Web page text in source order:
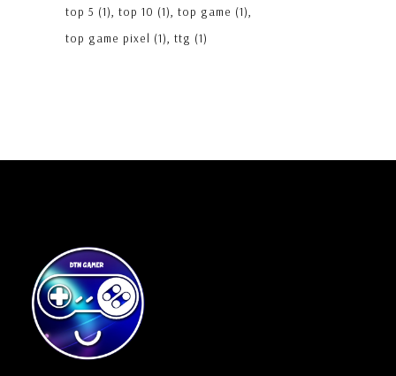
top 5 (1) top 10 (1) top game (1)
top game pixel (1) ttg (1)